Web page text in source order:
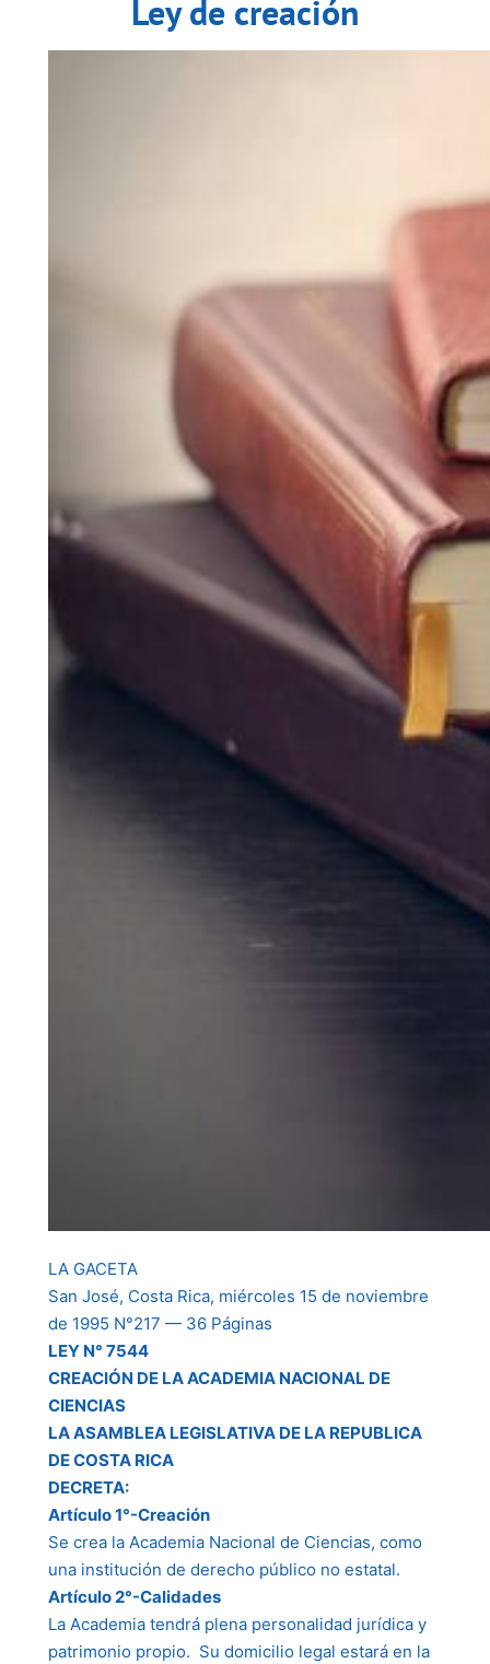
Ley de creación
LA GACETA
San José, Costa Rica, miércoles 15 de noviembre
de 1995 N°217 — 36 Páginas
LEY N° 7544
CREACIÓN DE LA ACADEMIA NACIONAL DE
CIENCIAS
LA ASAMBLEA LEGISLATIVA DE LA REPUBLICA
DE COSTA RICA
DECRETA:
Artículo 1°-Creación
Se crea la Academia Nacional de Ciencias, como
una institución de derecho público no estatal.
Artículo 2°-Calidades
La Academia tendrá plena personalidad jurídica y
patrimonio propio. Su domicilio legal estará en la